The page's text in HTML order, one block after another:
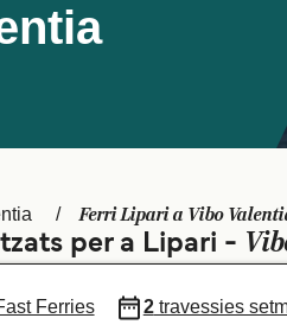
Ferri Lipari a Vibo
per a Lipari -
Ferries 2travessies